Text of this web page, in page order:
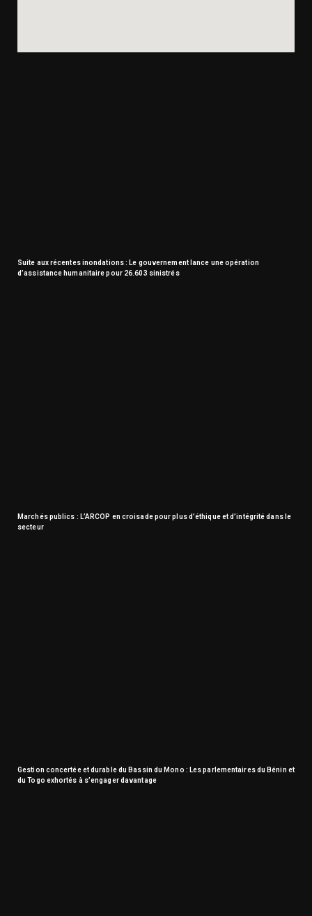
Suite aux récentes inondations : Le gouvernement lance une opération
d’assistance humanitaire pour 26.603 sinistrés
Marchés publics : L’ARCOP en croisade pour plus d’éthique et d’intégrité dans le
secteur
Gestion concertée et durable du Bassin du Mono : Les parlementaires du Bénin et
du Togo exhortés à s’engager davantage